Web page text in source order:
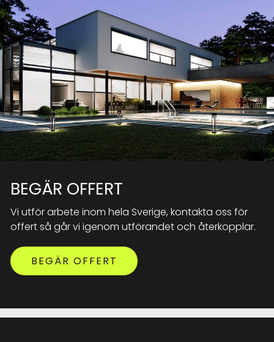
BEGÄR OFFERT
Vi utför arbete inom hela Sverige, kontakta oss för
offert så går vi igenom utförandet och återkopplar.
BEGÄR OFFERT